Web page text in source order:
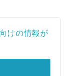
けの情報が